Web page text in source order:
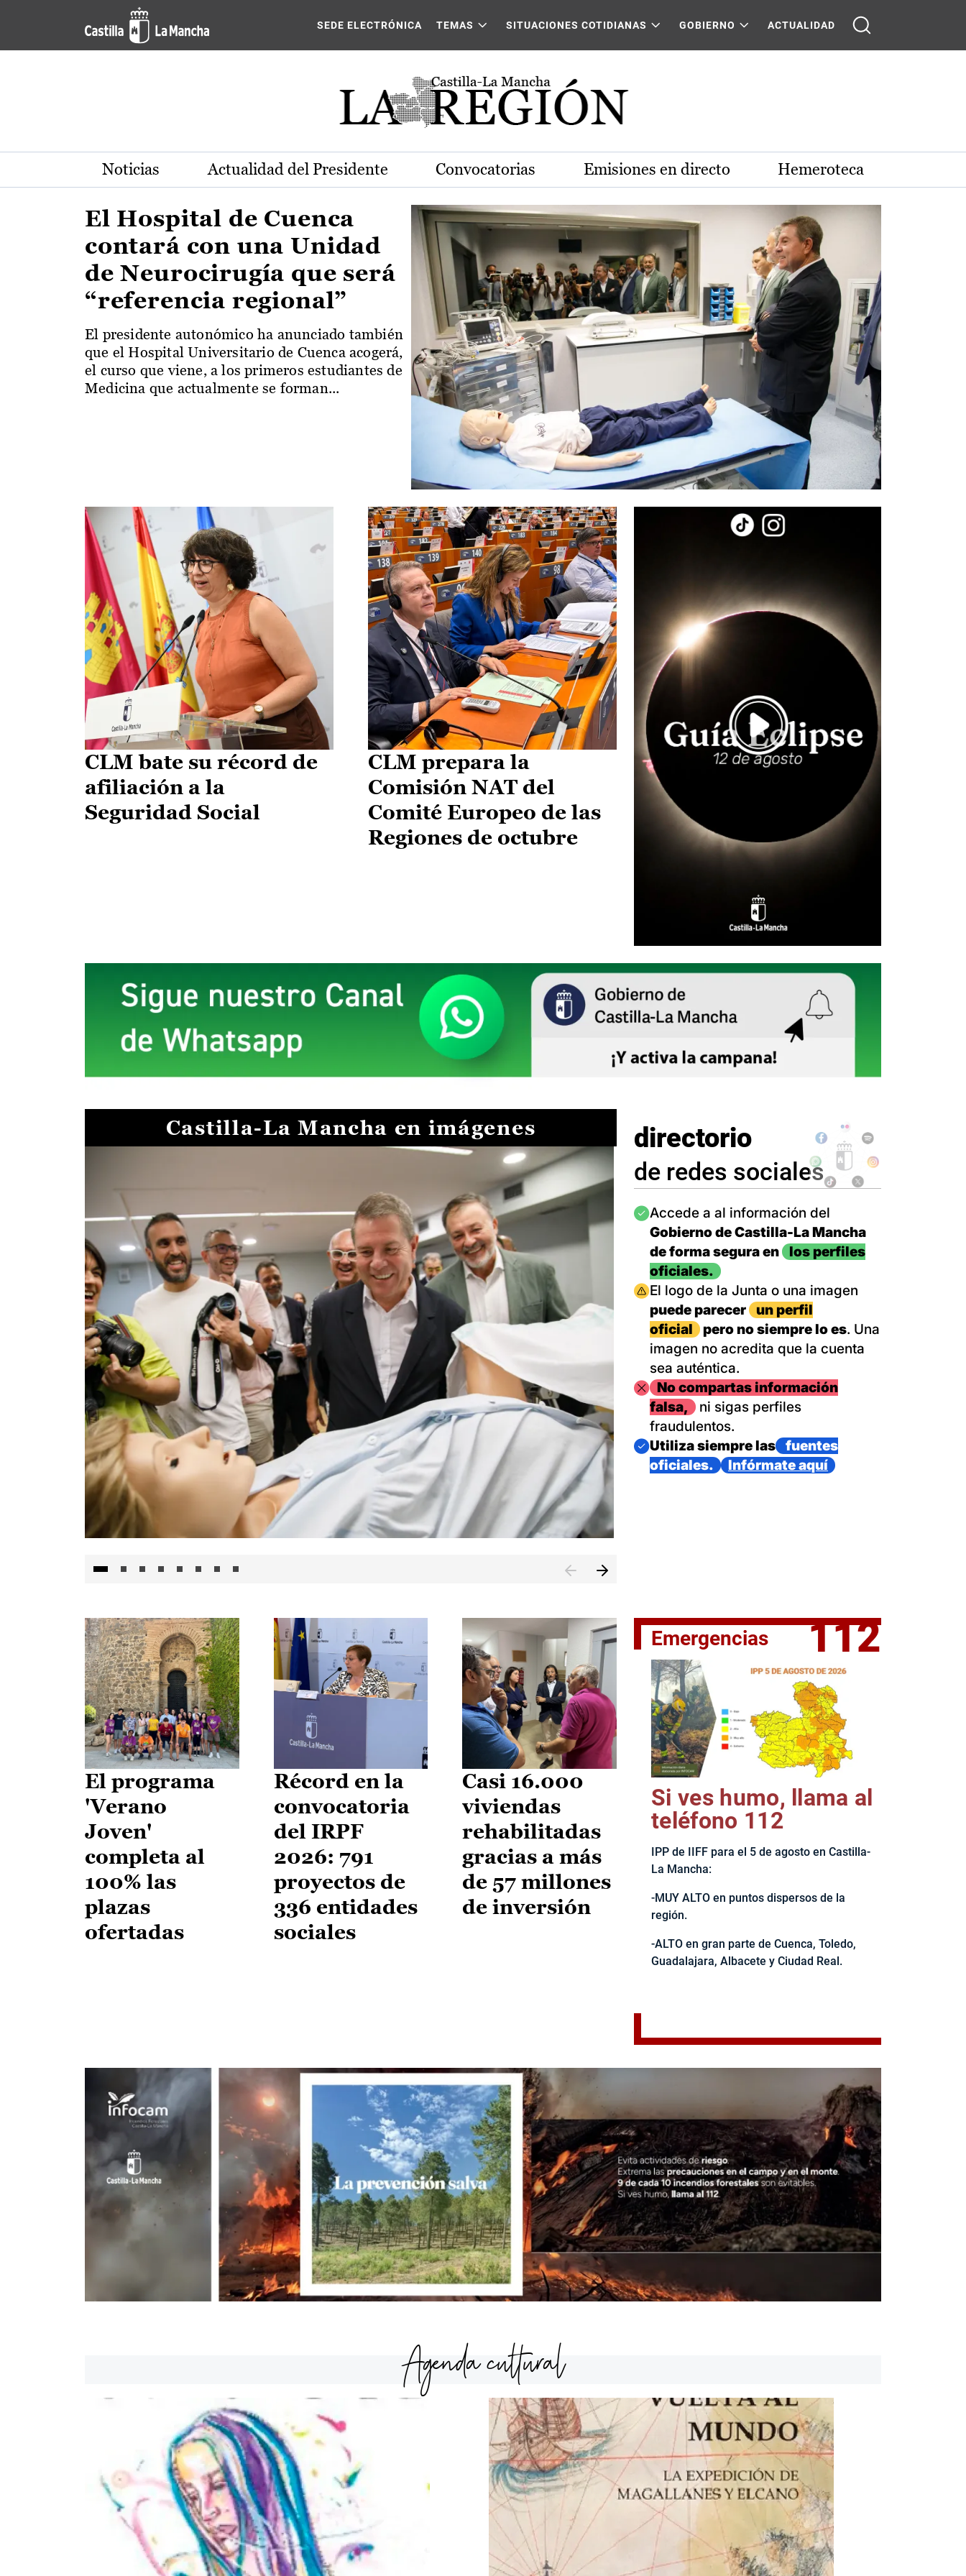
Pasar al contenido principal
Actualidad de la región de Castilla-La Mancha
SEDE ELECTRÓNICA TEMAS SITUACIONES COTIDIANAS GOBIERNO ACTUALIDAD
Noticias Actualidad del Presidente Convocatorias Emisiones en directo Hemeroteca
El Hospital de Cuenca
contará con una Unidad
de Neurocirugía que será
“referencia regional”
El presidente autonómico ha anunciado también
que el Hospital Universitario de Cuenca acogerá,
el curso que viene, a los primeros estudiantes de
Medicina que actualmente se forman...
CLM bate su récord de
afiliación a la
Seguridad Social
CLM prepara la
Comisión NAT del
Comité Europeo de las
Regiones de octubre
Castilla-La Mancha en imágenes
El jefe del Ejecutivo castellanomanchego, Emiliano García-
directorio
de redes sociales
Imagen
Accede a al información del
Gobierno de Castilla-La Mancha
de forma segura en
los perfiles
oficiales.
Imagen
El logo de la Junta o una imagen
puede parecer
un perfil
oficial
pero no siempre lo es. Una
imagen no acredita que la cuenta
sea auténtica.
ImagenNo compartas información
falsa,
ni sigas perfiles
fraudulentos.
Imagen
Utiliza siempre las
fuentes
oficiales.
Infórmate aquí
El programa
'Verano
Joven'
completa al
100% las
plazas
ofertadas
Récord en la
convocatoria
del IRPF
2026: 791
proyectos de
336 entidades
sociales
Casi 16.000
viviendas
rehabilitadas
gracias a más
de 57 millones
de inversión
Emergencias 112
Si ves humo, llama al
teléfono 112
IPP de IIFF para el 5 de agosto en Castilla-
La Mancha:
-MUY ALTO en puntos dispersos de la
región.
-ALTO en gran parte de Cuenca, Toledo,
Guadalajara, Albacete y Ciudad Real.
Agenda cultural